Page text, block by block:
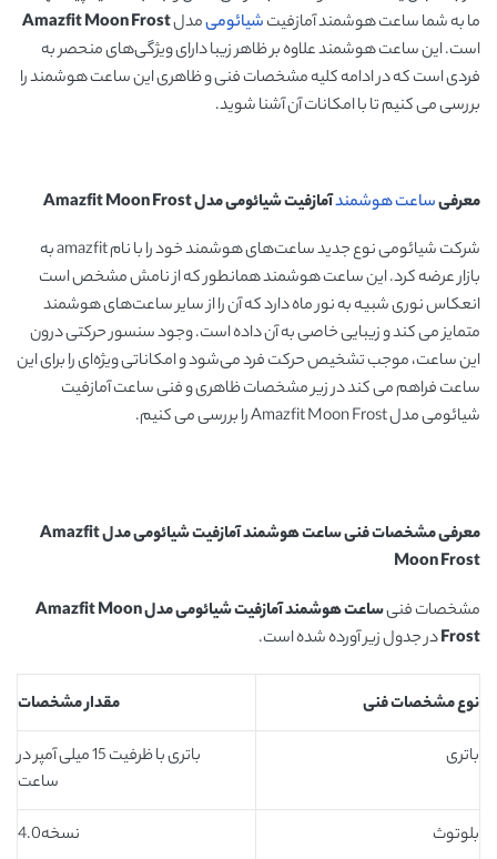
ما به شما ساعت هوشمند آمازفیتشیائومیمدلAmazfit Moon Frost
است. این ساعت هوشمند علاوه بر ظاهر زیبا دارای ویژگی‌های منحصر به
فردی است که در ادامه کلیه مشخصات فنی و ظاهری این ساعت هوشمند را
بررسی می کنیم تا با امکانات آن آشنا شوید.
معرفیساعت هوشمندآمازفیت شیائومی مدلAmazfit Moon Frost
شرکت شیائومی نوع جدید ساعت‌های هوشمند خود را با نام amazfit به
بازار عرضه کرد. این ساعت هوشمند همانطور که از نامش مشخص است
انعکاس نوری شبیه به نور ماه دارد که آن را از سایر ساعت‌های هوشمند
متمایز می کند و زیبایی خاصی به آن داده است. وجود سنسور حرکتی درون
این ساعت، موجب تشخیص حرکت فرد می‌شود و امکاناتی ویژه‌ای را برای این
ساعت فراهم می کند در زیر مشخصات ظاهری و فنی ساعت آمازفیت
شیائومی مدل Amazfit Moon Frost را بررسی می کنیم.
معرفی مشخصات فنی ساعت هوشمند آمازفیت شیائومی مدلAmazfit
Moon Frost
مشخصات فنیساعت هوشمند آمازفیت شیائومی مدلAmazfit Moon
Frostدر جدول زیر آورده شده است.
نوع مشخصات فنی مقدار مشخصات
باتری
باتری با ظرفیت 15 میلی آمپر در
ساعت
بلوتوث نسخه4.0